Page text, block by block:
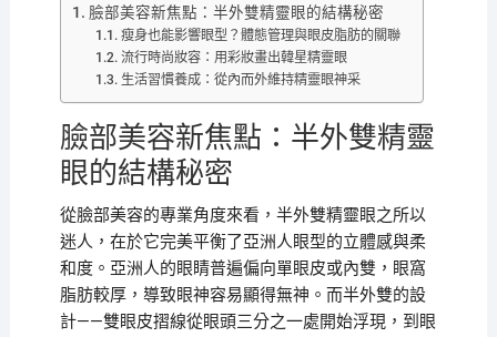
臉部美容新焦點：半外雙精靈眼的結構秘密
瘦身也能影響眼型？體態管理與眼皮脂肪的關聯
流行時尚妝容：用彩妝畫出韓星精靈眼
生活習慣養成：從內而外維持精靈眼神采
臉部美容新焦點：半外雙精靈
眼的結構秘密
從臉部美容的專業角度來看，半外雙精靈眼之所以
迷人，在於它完美平衡了亞洲人眼型的立體感與柔
和度。亞洲人的眼睛普遍偏向單眼皮或內雙，眼窩
脂肪較厚，導致眼神容易顯得無神。而半外雙的設
計——雙眼皮摺線從眼頭三分之一處開始浮現，到眼